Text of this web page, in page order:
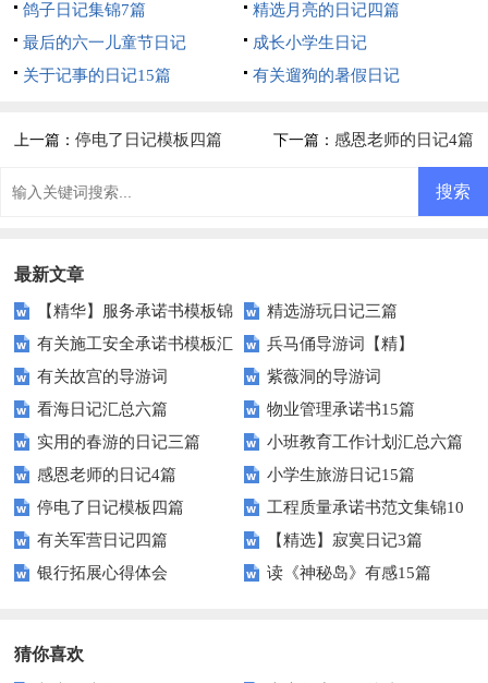
鸽子日记集锦7篇
精选月亮的日记四篇
最后的六一儿童节日记
成长小学生日记
关于记事的日记15篇
有关遛狗的暑假日记
上一篇：停电了日记模板四篇 下一篇： 感恩老师的日记4篇
最新文章
【精华】服务承诺书模板锦
集十篇
精选游玩日记三篇
有关施工安全承诺书模板汇
编十篇
兵马俑导游词【精】
有关故宫的导游词
紫薇洞的导游词
看海日记汇总六篇
物业管理承诺书15篇
实用的春游的日记三篇
小班教育工作计划汇总六篇
感恩老师的日记4篇
小学生旅游日记15篇
停电了日记模板四篇
工程质量承诺书范文集锦10
篇
有关军营日记四篇
【精选】寂寞日记3篇
银行拓展心得体会
读《神秘岛》有感15篇
猜你喜欢